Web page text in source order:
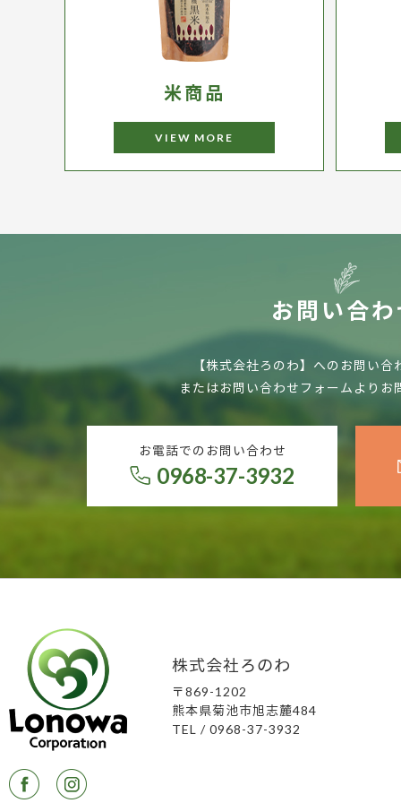
米商品
VIEW MORE
お問い合
【株式会社ろのわ】へのお問い合
またはお問い合わせフォームよりお
お電話でのお問い合わせ
0968-37-3932
株式会社ろのわ
〒869-1202
熊本県菊池市旭志麓484
TEL / 0968-37-3932